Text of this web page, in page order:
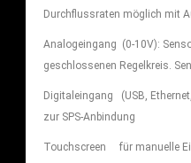
Durchflussraten möglich mit
Analogeingang (0-10V):
geschlossenen Regelkreis.
Digitaleingang (USB,
zur SPS-Anbindung
Touchscreen für manuelle